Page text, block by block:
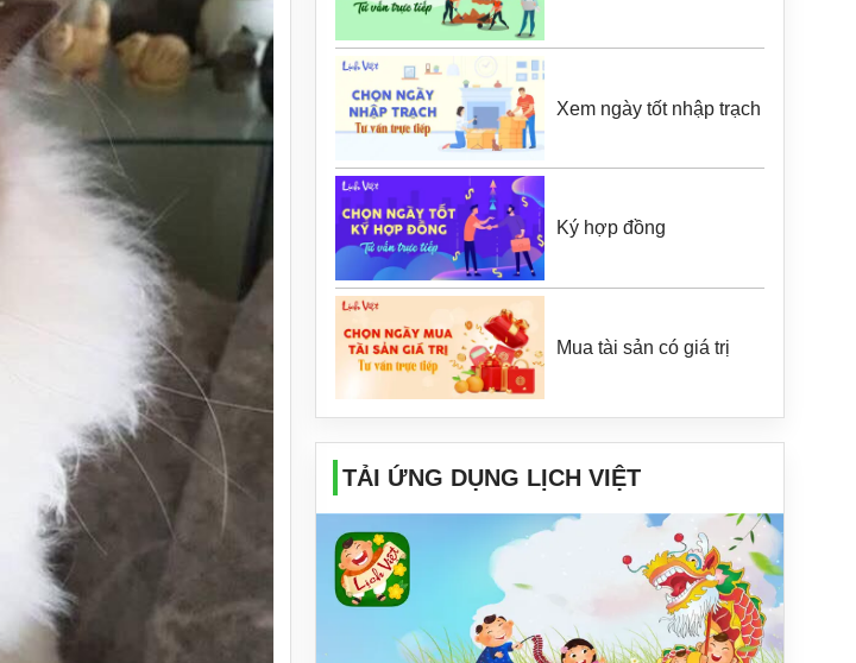
Xem ngày tốt nhập trạch
Ký hợp đồng
Mua tài sản có giá trị
TẢI ỨNG DỤNG LỊCH VIỆT